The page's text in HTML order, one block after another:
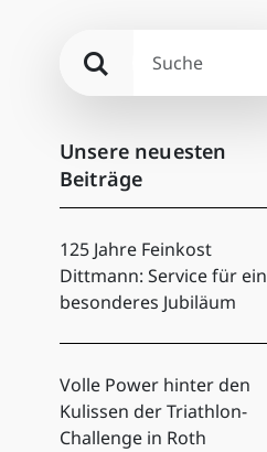
Unsere neuesten
Beiträge
125 Jahre Feinkost
Dittmann: Service für ein
besonderes Jubiläum
Volle Power hinter den
Kulissen der Triathlon-
Challenge in Roth